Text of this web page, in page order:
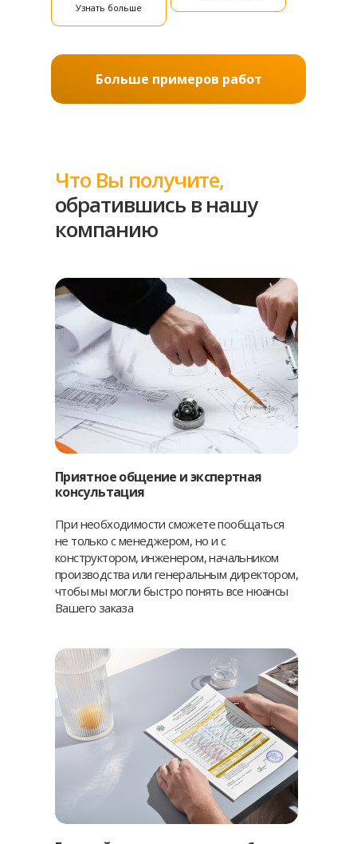
Узнать больше
Больше примеров работ
Что Вы получите,
обратившись в нашу
компанию
Приятное общение и экспертная
консультация
При необходимости сможете пообщаться
не только с менеджером, но и с
конструктором, инженером, начальником
производства или генеральным директором,
чтобы мы могли быстро понять все нюансы
Вашего заказа